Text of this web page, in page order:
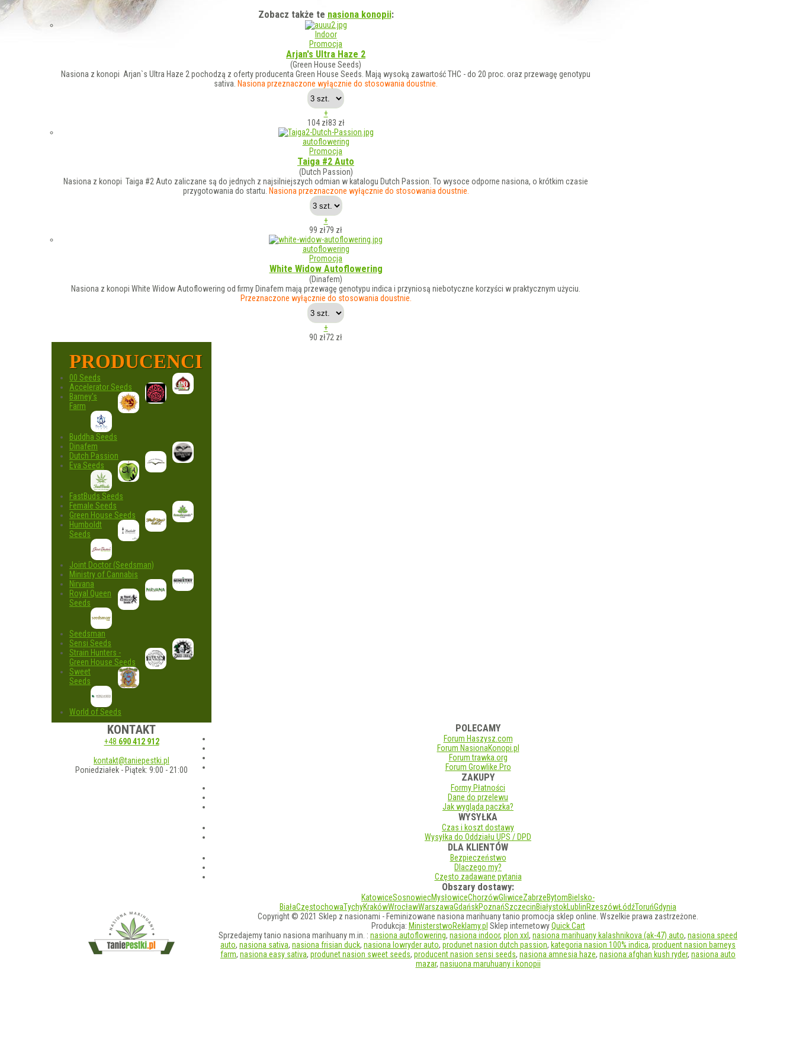
Zobacz także te nasiona konopii:
Indoor
Promocja
Arjan's Ultra Haze 2
(Green House Seeds)
Nasiona z konopi Arjan`s Ultra Haze 2 pochodzą z oferty producenta Green House Seeds. Mają wysoką zawartość THC - do 20 proc. oraz przewagę genotypu
sativa. Nasiona przeznaczone wyłącznie do stosowania doustnie.
+
104 zł83 zł
autoflowering
Promocja
Taiga #2 Auto
(Dutch Passion)
Nasiona z konopi Taiga #2 Auto zaliczane są do jednych z najsilniejszych odmian w katalogu Dutch Passion. To wysoce odporne nasiona, o krótkim czasie
przygotowania do startu. Nasiona przeznaczone wyłącznie do stosowania doustnie.
+
99 zł79 zł
autoflowering
Promocja
White Widow Autoflowering
(Dinafem)
Nasiona z konopi White Widow Autoflowering od firmy Dinafem mają przewagę genotypu indica i przyniosą niebotyczne korzyści w praktycznym użyciu.
Przeznaczone wyłącznie do stosowania doustnie.
+
90 zł72 zł
PRODUCENCI
00 Seeds
Accelerator Seeds
Barney's
Farm
Buddha Seeds
Dinafem
Dutch Passion
Eva Seeds
FastBuds Seeds
Female Seeds
Green House Seeds
Humboldt
Seeds
Joint Doctor (Seedsman)
Ministry of Cannabis
Nirvana
Royal Queen
Seeds
Seedsman
Sensi Seeds
Strain Hunters -
Green House Seeds
Sweet
Seeds
World of Seeds
KONTAKT
+48 690 412 912
kontakt@taniepestki.pl
Poniedziałek - Piątek: 9:00 - 21:00
POLECAMY
Forum Haszysz.com
Forum NasionaKonopi.pl
Forum trawka.org
Forum Growlike.Pro
ZAKUPY
Formy Płatności
Dane do przelewu
Jak wygląda paczka?
WYSYŁKA
Czas i koszt dostawy
Wysyłka do Oddziału UPS / DPD
DLA KLIENTÓW
Bezpieczeństwo
Dlaczego my?
Często zadawane pytania
Obszary dostawy:
KatowiceSosnowiecMysłowiceChorzówGliwiceZabrzeBytomBielsko-
BiałaCzęstochowaTychyKrakówWrocławWarszawaGdańskPoznańSzczecinBiałystok LublinRzeszówŁódźToruńGdynia
Copyright © 2021 Sklep z nasionami - Feminizowane nasiona marihuany tanio promocja sklep online. Wszelkie prawa zastrzeżone.
Produkcja: MinisterstwoReklamy.pl Sklep internetowyQuick.Cart
Sprzedajemy tanio nasiona marihuany m.in. : nasiona autoflowering, nasiona indoor, plon xxl, nasiona marihuany kalashnikova (ak-47) auto, nasiona speed
auto, nasiona sativa, nasiona frisian duck, nasiona lowryder auto, produnet nasion dutch passion, kategoria nasion 100% indica, produent nasion barneys
farm, nasiona easy sativa, produnet nasion sweet seeds, producent nasion sensi seeds, nasiona amnesia haze, nasiona afghan kush ryder, nasiona auto
mazar, nasiuona maruhuany i konopii